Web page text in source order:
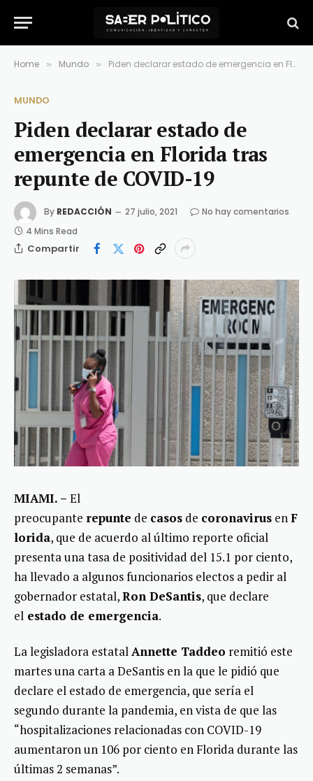
Home » Mundo » Piden declarar estado de emergencia en Florida tras repunte de COVID-19
MUNDO
Piden declarar estado de
emergencia en Florida tras
repunte de COVID-19
By REDACCIÓN 27 julio, 2021
No hay comentarios
4 Mins Read
Compartir
MIAMI. – El
preocupante repunte de casos de coronavirus enF
lorida, que de acuerdo al último reporte oficial
presenta una tasa de positividad del 15.1 por ciento,
ha llevado a algunos funcionarios electos a pedir al
gobernador estatal,Ron DeSantis, que declare
el estado de emergencia.
La legisladora estatalAnnette Taddeo remitió este
martes una carta a DeSantis en la que le pidió que
declare el estado de emergencia, que sería el
segundo durante la pandemia, en vista de que las
“hospitalizaciones relacionadas con COVID-19
aumentaron un 106 por ciento en Florida durante las
últimas 2 semanas”.